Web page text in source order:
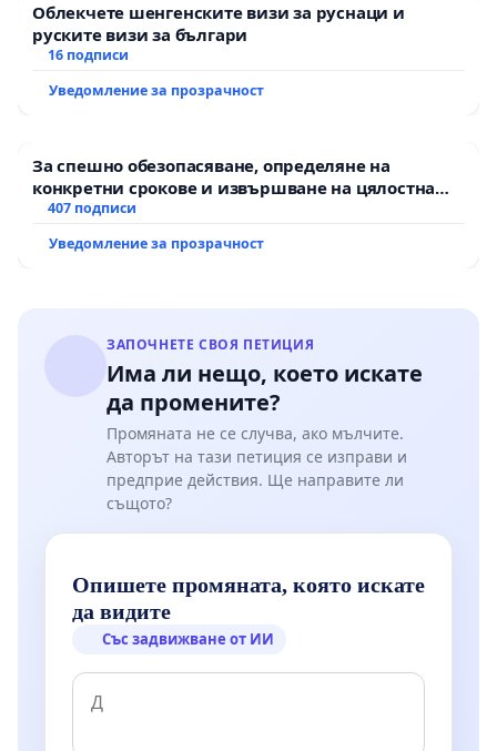
Облекчете шенгенските визи за руснаци и
руските визи за българи
16 подписи
Уведомление за прозрачност
За спешно обезопасяване, определяне на
конкретни срокове и извършване на цялостна
рехабилитация на републиканския път между
Мирово - к.к. Момин проход
407 подписи
Уведомление за прозрачност
ЗАПОЧНЕТЕ СВОЯ ПЕТИЦИЯ
Има ли нещо, което искате
да промените?
Промяната не се случва, ако мълчите.
Авторът на тази петиция се изправи и
предприе действия. Ще направите ли
същото?
Опишете промяната, която искате
да видите
Със задвижване от ИИ